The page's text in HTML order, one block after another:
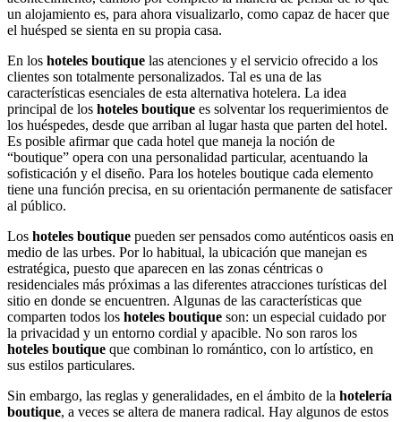
un alojamiento es, para ahora visualizarlo, como capaz de hacer que
el huésped se sienta en su propia casa.
En los hoteles boutique las atenciones y el servicio ofrecido a los
clientes son totalmente personalizados. Tal es una de las
características esenciales de esta alternativa hotelera. La idea
principal de los hoteles boutique es solventar los requerimientos de
los huéspedes, desde que arriban al lugar hasta que parten del hotel.
Es posible afirmar que cada hotel que maneja la noción de
“boutique” opera con una personalidad particular, acentuando la
sofisticación y el diseño. Para los hoteles boutique cada elemento
tiene una función precisa, en su orientación permanente de satisfacer
al público.
Los hoteles boutique pueden ser pensados como auténticos oasis en
medio de las urbes. Por lo habitual, la ubicación que manejan es
estratégica, puesto que aparecen en las zonas céntricas o
residenciales más próximas a las diferentes atracciones turísticas del
sitio en donde se encuentren. Algunas de las características que
comparten todos los hoteles boutique son: un especial cuidado por
la privacidad y un entorno cordial y apacible. No son raros los
hoteles boutique que combinan lo romántico, con lo artístico, en
sus estilos particulares.
Sin embargo, las reglas y generalidades, en el ámbito de la hotelería
boutique, a veces se altera de manera radical. Hay algunos de estos